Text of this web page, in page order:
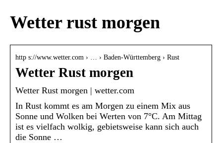
Wetter rust morgen
http s://www.wetter.com › … › Baden-Württemberg › Rust
Wetter Rust morgen
Wetter Rust morgen | wetter.com
In Rust kommt es am Morgen zu einem Mix aus
Sonne und Wolken bei Werten von 7°C. Am Mittag
ist es vielfach wolkig, gebietsweise kann sich auch
die Sonne …